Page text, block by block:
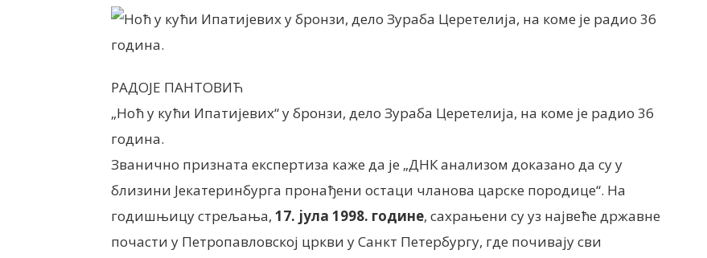
РАДОЈЕ ПАНТОВИЋ
„Ноћ у кући Ипатијевих“ у бронзи, дело Зураба Церетелија, на коме је радио 36
година.
Званично призната експертиза каже да је „ДНК анализом доказано да су у
близини Јекатеринбурга пронађени остаци чланова царске породице“. На
годишњицу стрељања, 17. јула 1998. године, сахрањени су уз највеће државне
почасти у Петропавловској цркви у Санкт Петербургу, где почивају сви